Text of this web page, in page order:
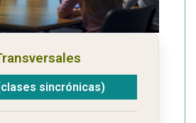
sincrónicas)